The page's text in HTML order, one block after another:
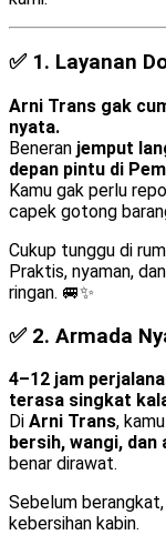
✅ 1. Layanan
Arni Trans gak
nyata.
Beneran jemput
depan pintu di
Kamu gak perlu
capek gotong
Cukup tunggu di
Praktis, nyaman,
ringan. 🚐✨
✅ 2. Armada
4–12 jam
terasa singkat
Di Arni Trans,
bersih, wangi, dan
benar dirawat.
Sebelum
kebersihan kabin.